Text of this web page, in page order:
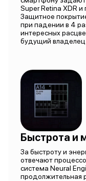
Super Retina XDR и
Защитное
при падении в 4
интересных
будущий владелец
Быстрота и
За быстроту и
отвечают
система Neural
продолжительная